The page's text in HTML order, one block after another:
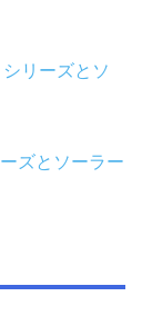
リーズとソ
ズとソーラー